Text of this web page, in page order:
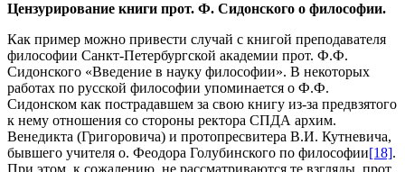
Цензурирование книги прот. Ф. Сидонского о философии.
Как пример можно привести случай с книгой преподавателя
философии Санкт-Петербургской академии прот. Ф.Ф.
Сидонского «Введение в науку философии». В некоторых
работах по русской философии упоминается о Ф.Ф.
Сидонском как пострадавшем за свою книгу из-за предвзятого
к нему отношения со стороны ректора СПДА архим.
Венедикта (Григоровича) и протопресвитера В.И. Кутневича,
бывшего учителя о. Феодора Голубинского по философии[18].